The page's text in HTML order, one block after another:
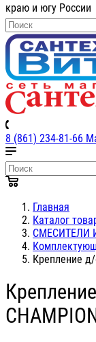
краю и югу России
8 (861) 234-81-66
Главная
Каталог
СМЕСИТЕЛИ
Крепление